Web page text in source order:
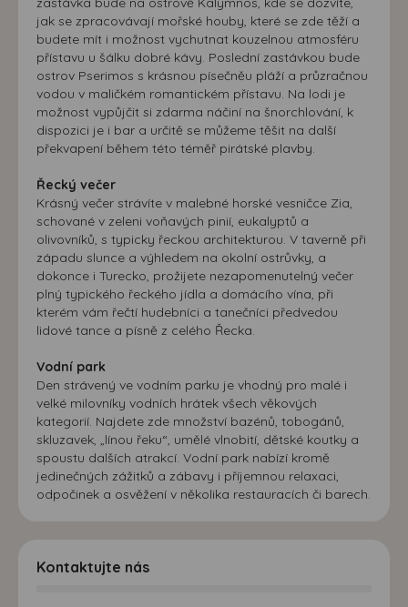
jak se zpracovávají mořské houby, které se zde těží a
budete mít i možnost vychutnat kouzelnou atmosféru
přístavu u šálku dobré kávy. Poslední zastávkou bude
ostrov Pserimos s krásnou písečněu pláží a průzračnou
vodou v maličkém romantickém přístavu. Na lodi je
možnost vypůjčit si zdarma náčiní na šnorchlování, k
dispozici je i bar a určitě se můžeme těšit na další
překvapení během této téměř pirátské plavby.
Řecký večer
Krásný večer strávíte v malebné horské vesničce Zia,
schované v zeleni voňavých pinií, eukalyptů a
olivovníků, s typicky řeckou architekturou. V taverně při
západu slunce a výhledem na okolní ostrůvky, a
dokonce i Turecko, prožijete nezapomenutelný večer
plný typického řeckého jídla a domácího vína, při
kterém vám řečtí hudebníci a tanečníci předvedou
lidové tance a písně z celého Řecka.
Vodní park
Den strávený ve vodním parku je vhodný pro malé i
velké milovníky vodních hrátek všech věkových
kategorií. Najdete zde množství bazénů, tobogánů,
skluzavek, „línou řeku“, umělé vlnobití, dětské koutky a
spoustu dalších atrakcí. Vodní park nabízí kromě
jedinečných zážitků a zábavy i příjemnou relaxaci,
odpočinek a osvěžení v několika restauracích či barech.
Kontaktujte nás